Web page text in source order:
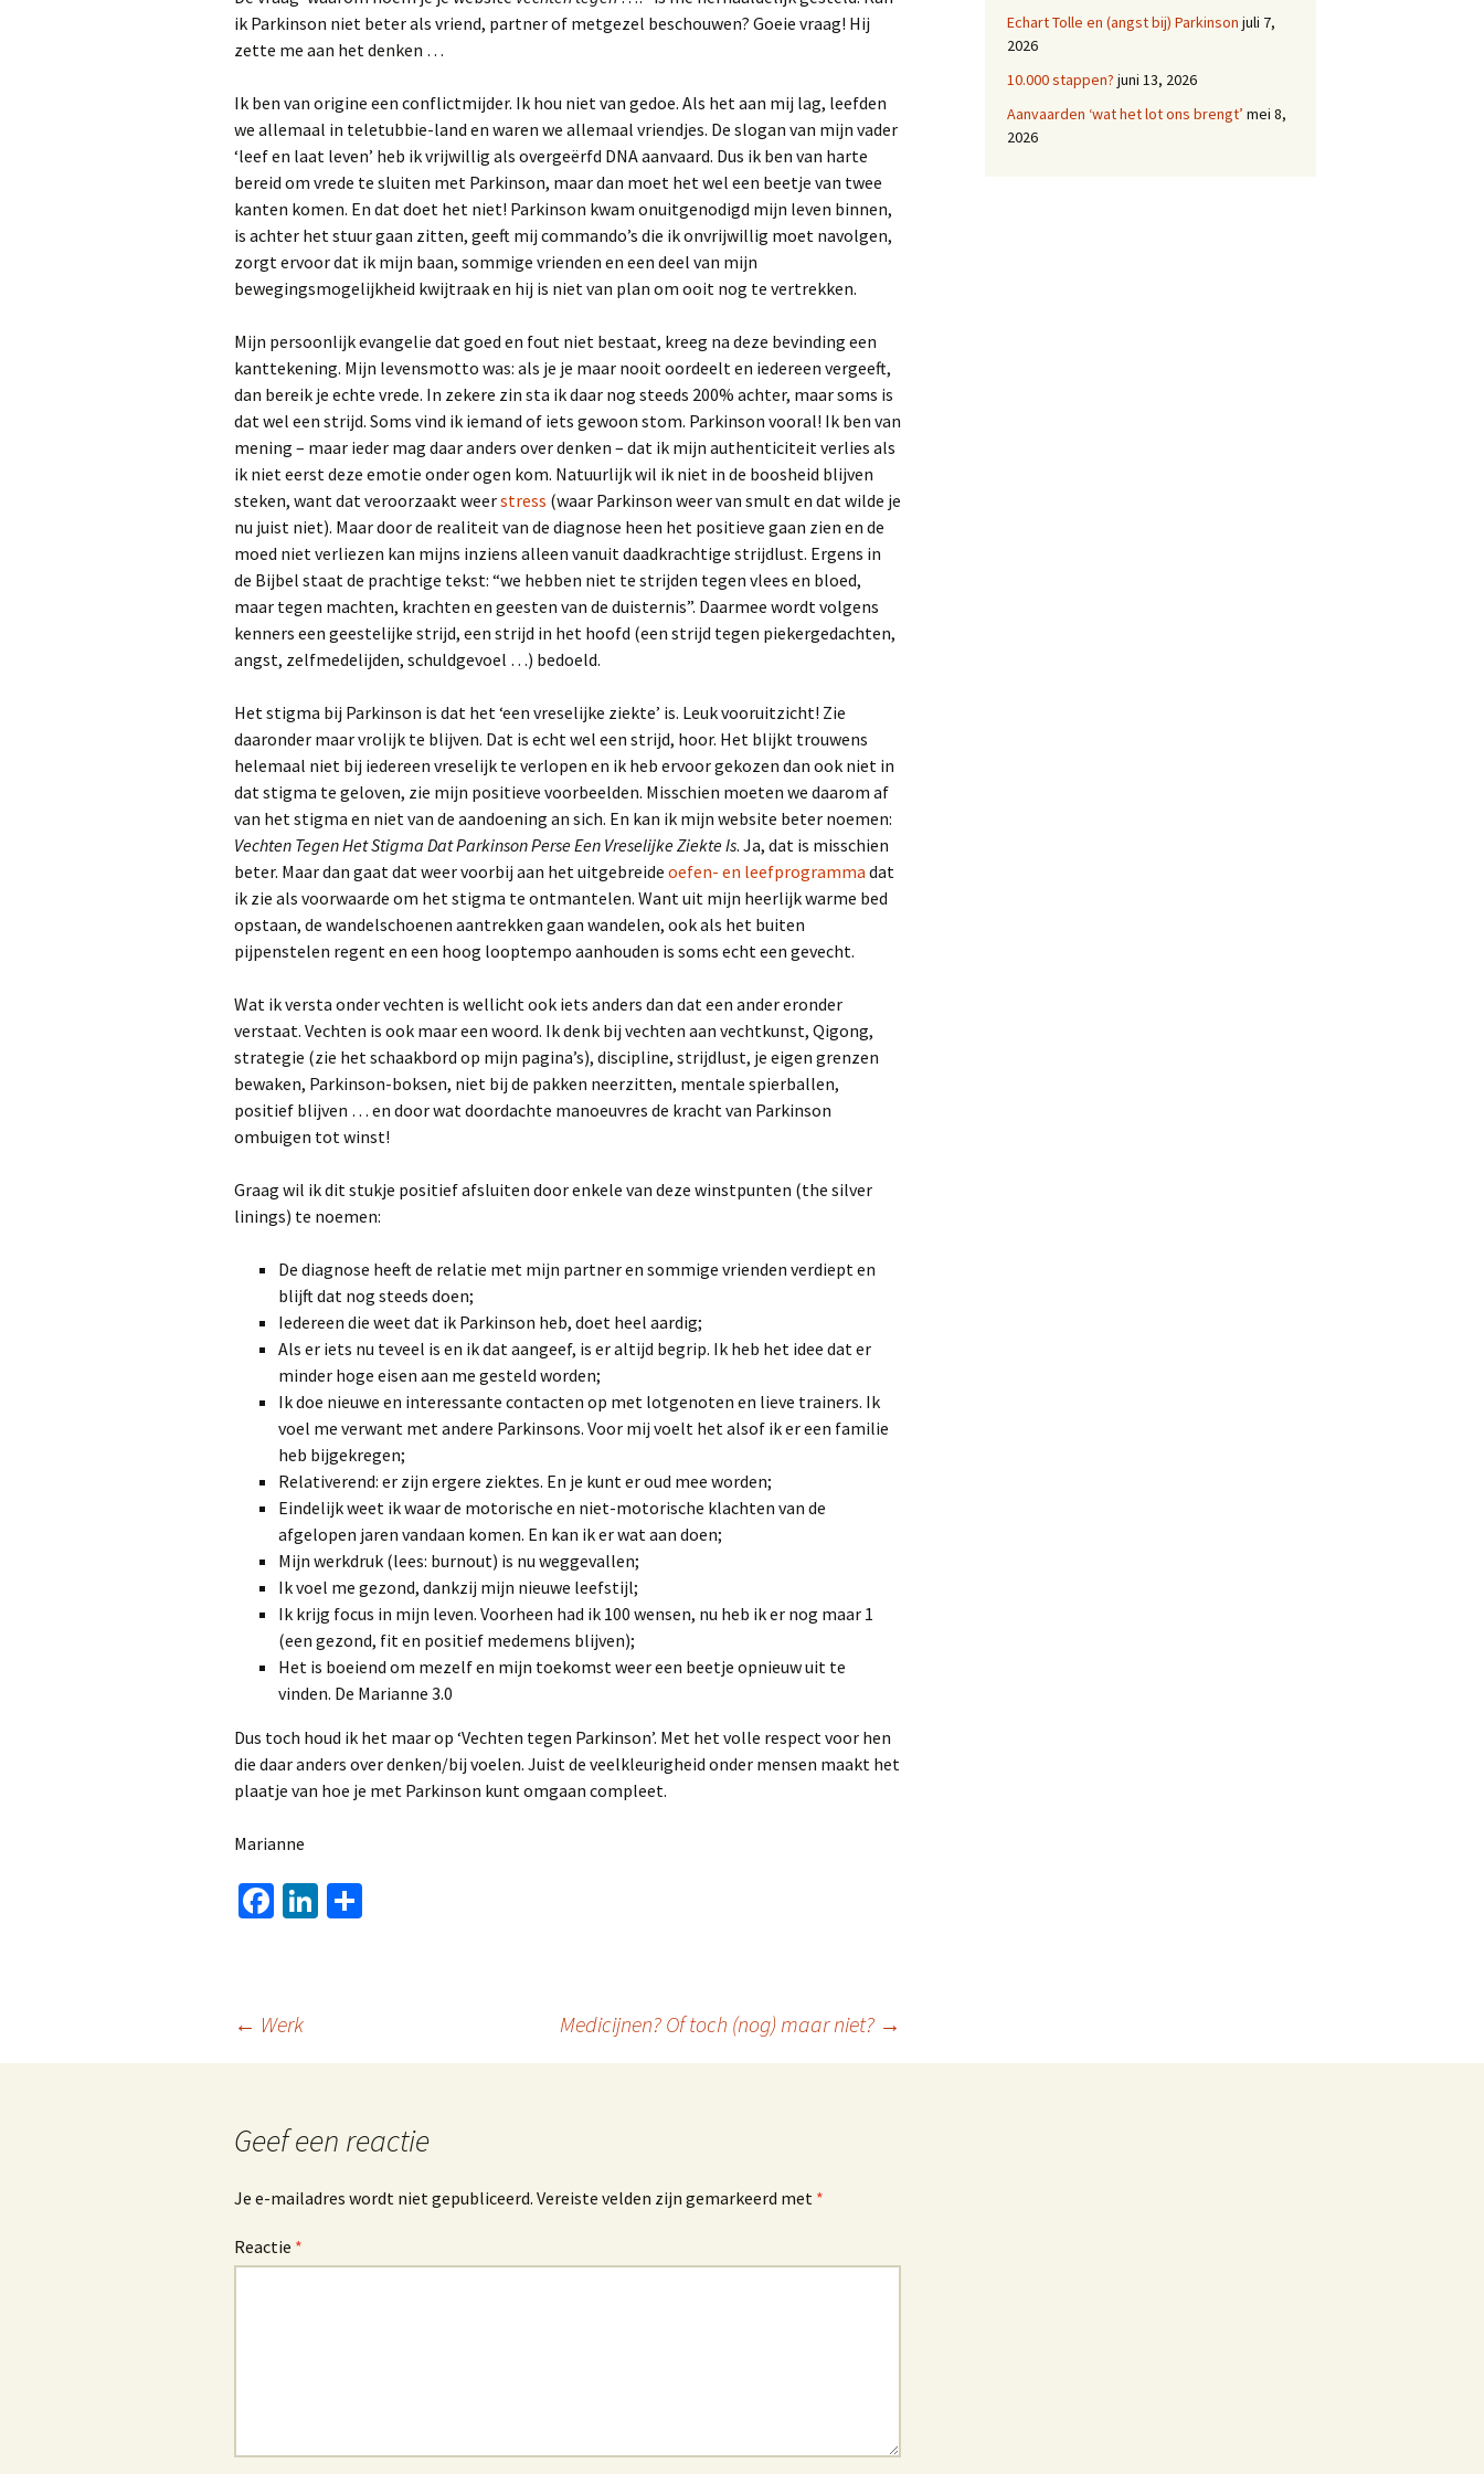
Qigonglessen in Wijk bij
Duurstede
Enkele basis-
qigongtermen
Bianca Molle – elke dag 3
uur Qigong
Howard Shifke – Qigong
Bewust bewegen
Dr. Willem Oudegeest,
revalidatiearts, LSVT
PD Warrior, een
oefenprogramma dat
verschijnselen
vermindert via
neuroplasticiteit
Ecologische therapie bij
Parkinson – Prof dr.
Maldonado
Hoofdstuk 1 –
Symptomen die dr.
Hoofdstuk 2 –
Brisk-/powerwalking in
plaats van Sinemet
Hoofdstuk 3 – Ik voel dus
ik besta. Over
sensorische stimuli.
Hoofdstuk 4 – Plezier
verhoogt dopamine
Hoofdstuk 5 – Stress
doodt neuronen
Hoofdstuk 6 – Vertel mij
toekomst
Hoofdstuk 7 – Parkinson
ontstaat in de darmen
Hoofdstuk 8 – Starten
met natuurlijke Levodopa
(Mucuna Pruriens)
Hoofdstuk 9 – Mucuna als
je al Parkinsonmedicatie
gebruikt
John Pepper en Dr.
Norman Doidge – GDNF
en snelwandelen
Alex Kerten, Israëlische
krijgskunstenaar en zijn
muziek-/bewegingstherapie
Dr. Sarah King en Collin
Potter, oefeningen en
voeding
Prof. Dr. Karen Raphael
heeft zelf Parkinson en
beweegt haar
John Ball liep na zijn
diagnose 25 marathons.
Mijn vader, de
veelwandelaar! Had hij al
lang Parkinson of kort
Parkinsonisme?
Dr. Ray Dorsey met de
laatste
wetenswaardigheden
rondom oorzaak en
behandeling van
Jimmy Choi liep 7 jaar na
diagnose met een kruk
en loopt nu marathons
Drinken
Ketogene leefstijl –
startplan
Dr. Matthew Phillips, Dr.
Jeff Volek en Prof. Mark
Mattson, bevelen een
ketogene leefstijl of
(intermitting) vasten aan
Prof Tim Spector en Prof
Gregor Hassler over
voeding en het
darmmicrobioom
Carnivoor
Dr. Bruce Fife, Parkinson
bestrijden met een
ketogeen dieet met veel
(!) kokosolie erin
Dr. A. Costantini en zijn
vitamine B1-therapie
Dr. Laurie K. Mishley,
wetenschappelijk
van Parkinson
Manfred Poggel – zelf nu
symptoomvrij
Dr. Terry Wahls, zij genas
van haar MS met een
dieet
of beperking
Dr. Robert Rogers –
onderzoeker/interviewer
Cognitieve uitdaging
Wim Hof, koud douchen,
ijsbaden en dopamine
dat?
Ademhalen – de Nervus
Vagus
Oormassage
Beleving van de partner
2020
Beleving van de partner
2025
John C. Colemann –
Natuurarts, zelf nu
Dr. Janice Hadlock –
genezen vanuit ‘je veilig
voelen’
ik Parkinson niet beter als vriend, partner of metgezel beschouwen? Goeie vraag! Hij
zette me aan het denken …
Ik ben van origine een conflictmijder. Ik hou niet van gedoe. Als het aan mij lag, leefden
we allemaal in teletubbie-land en waren we allemaal vriendjes. De slogan van mijn vader
‘leef en laat leven’ heb ik vrijwillig als overgeërfd DNA aanvaard. Dus ik ben van harte
bereid om vrede te sluiten met Parkinson, maar dan moet het wel een beetje van twee
kanten komen. En dat doet het niet! Parkinson kwam onuitgenodigd mijn leven binnen,
is achter het stuur gaan zitten, geeft mij commando’s die ik onvrijwillig moet navolgen,
zorgt ervoor dat ik mijn baan, sommige vrienden en een deel van mijn
bewegingsmogelijkheid kwijtraak en hij is niet van plan om ooit nog te vertrekken.
Mijn persoonlijk evangelie dat goed en fout niet bestaat, kreeg na deze bevinding een
kanttekening. Mijn levensmotto was: als je je maar nooit oordeelt en iedereen vergeeft,
dan bereik je echte vrede. In zekere zin sta ik daar nog steeds 200% achter, maar soms is
dat wel een strijd. Soms vind ik iemand of iets gewoon stom. Parkinson vooral! Ik ben van
mening – maar ieder mag daar anders over denken – dat ik mijn authenticiteit verlies als
ik niet eerst deze emotie onder ogen kom. Natuurlijk wil ik niet in de boosheid blijven
steken, want dat veroorzaakt weerstress (waar Parkinson weer van smult en dat wilde je
nu juist niet). Maar door de realiteit van de diagnose heen het positieve gaan zien en de
moed niet verliezen kan mijns inziens alleen vanuit daadkrachtige strijdlust. Ergens in
de Bijbel staat de prachtige tekst: “we hebben niet te strijden tegen vlees en bloed,
maar tegen machten, krachten en geesten van de duisternis”. Daarmee wordt volgens
kenners een geestelijke strijd, een strijd in het hoofd (een strijd tegen piekergedachten,
angst, zelfmedelijden, schuldgevoel …) bedoeld.
Het stigma bij Parkinson is dat het ‘een vreselijke ziekte’ is. Leuk vooruitzicht! Zie
daaronder maar vrolijk te blijven. Dat is echt wel een strijd, hoor. Het blijkt trouwens
helemaal niet bij iedereen vreselijk te verlopen en ik heb ervoor gekozen dan ook niet in
dat stigma te geloven, zie mijn positieve voorbeelden. Misschien moeten we daarom af
van het stigma en niet van de aandoening an sich. En kan ik mijn website beter noemen:
Vechten Tegen Het Stigma Dat Parkinson Perse Een Vreselijke Ziekte Is. Ja, dat is misschien
beter. Maar dan gaat dat weer voorbij aan het uitgebreide oefen- en leefprogramma dat
ik zie als voorwaarde om het stigma te ontmantelen. Want uit mijn heerlijk warme bed
opstaan, de wandelschoenen aantrekken gaan wandelen, ook als het buiten
pijpenstelen regent en een hoog looptempo aanhouden is soms echt een gevecht.
Wat ik versta onder vechten is wellicht ook iets anders dan dat een ander eronder
verstaat. Vechten is ook maar een woord. Ik denk bij vechten aan vechtkunst, Qigong,
strategie (zie het schaakbord op mijn pagina’s), discipline, strijdlust, je eigen grenzen
bewaken, Parkinson-boksen, niet bij de pakken neerzitten, mentale spierballen,
positief blijven … en door wat doordachte manoeuvres de kracht van Parkinson
ombuigen tot winst!
Graag wil ik dit stukje positief afsluiten door enkele van deze winstpunten (the silver
linings) te noemen:
De diagnose heeft de relatie met mijn partner en sommige vrienden verdiept en
blijft dat nog steeds doen;
Iedereen die weet dat ik Parkinson heb, doet heel aardig;
Als er iets nu teveel is en ik dat aangeef, is er altijd begrip. Ik heb het idee dat er
minder hoge eisen aan me gesteld worden;
Ik doe nieuwe en interessante contacten op met lotgenoten en lieve trainers. Ik
voel me verwant met andere Parkinsons. Voor mij voelt het alsof ik er een familie
heb bijgekregen;
Relativerend: er zijn ergere ziektes. En je kunt er oud mee worden;
Eindelijk weet ik waar de motorische en niet-motorische klachten van de
afgelopen jaren vandaan komen. En kan ik er wat aan doen;
Mijn werkdruk (lees: burnout) is nu weggevallen;
Ik voel me gezond, dankzij mijn nieuwe leefstijl;
Ik krijg focus in mijn leven. Voorheen had ik 100 wensen, nu heb ik er nog maar 1
(een gezond, fit en positief medemens blijven);
Het is boeiend om mezelf en mijn toekomst weer een beetje opnieuw uit te
vinden. De Marianne 3.0
Dus toch houd ik het maar op ‘Vechten tegen Parkinson’. Met het volle respect voor hen
die daar anders over denken/bij voelen. Juist de veelkleurigheid onder mensen maakt het
plaatje van hoe je met Parkinson kunt omgaan compleet.
Marianne
Fa
o
o
k
Li
Berichtnavigatie
← Werk Medicijnen? Of toch (nog) maar niet? →
Geef een reactie
Je e-mailadres wordt niet gepubliceerd. Vereiste velden zijn gemarkeerd met *
Reactie *
Echart Tolle en (angst bij) Parkinson juli 7,
2026
10.000 stappen? juni 13, 2026
Aanvaarden ‘wat het lot ons brengt’ mei 8,
2026